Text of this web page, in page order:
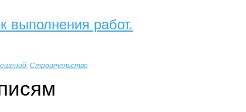
выполнения работ.
Строительство